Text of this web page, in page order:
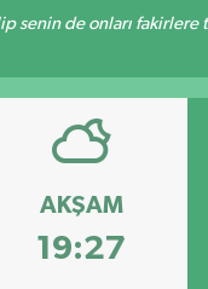
senin de onları fakirlere
AKŞAM
19:27